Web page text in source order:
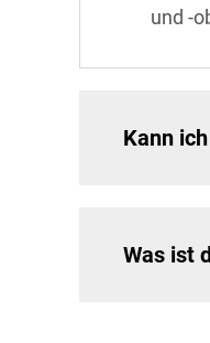
und -
Kann
Was ist